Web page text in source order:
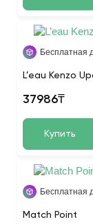
Бесплатная
L’eau Kenzo
37986₸
Купить
Бесплатная
Match Point